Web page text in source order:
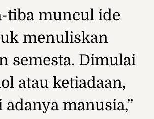
tiba muncul ide
menuliskan
semesta. Dimulai
atau ketiadaan,
adanya manusia,”